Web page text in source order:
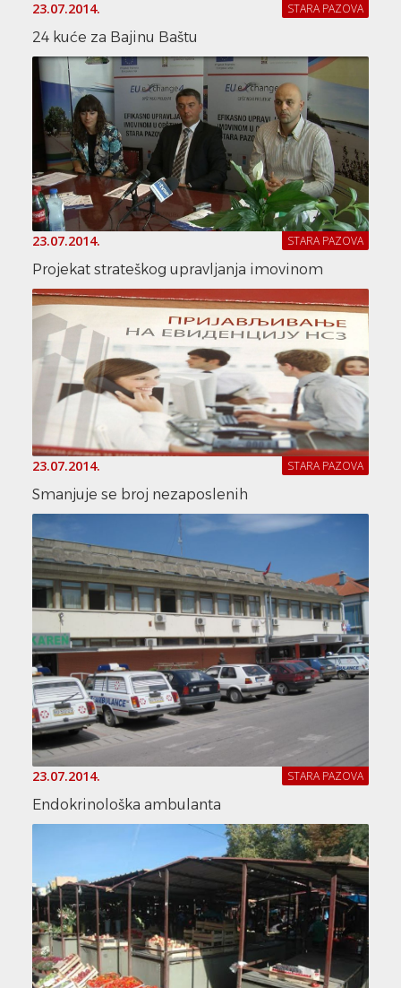
23.07.2014. STARA PAZOVA
24 kuće za Bajinu Baštu
23.07.2014. STARA PAZOVA
Projekat strateškog upravljanja imovinom
23.07.2014. STARA PAZOVA
Smanjuje se broj nezaposlenih
23.07.2014. STARA PAZOVA
Endokrinološka ambulanta